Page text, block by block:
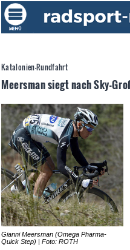
Katalonien-Rundfahrt
Meersman siegt nach Sky-
Gianni Meersman (Omega Pharma-
Quick Step) | Foto: ROTH